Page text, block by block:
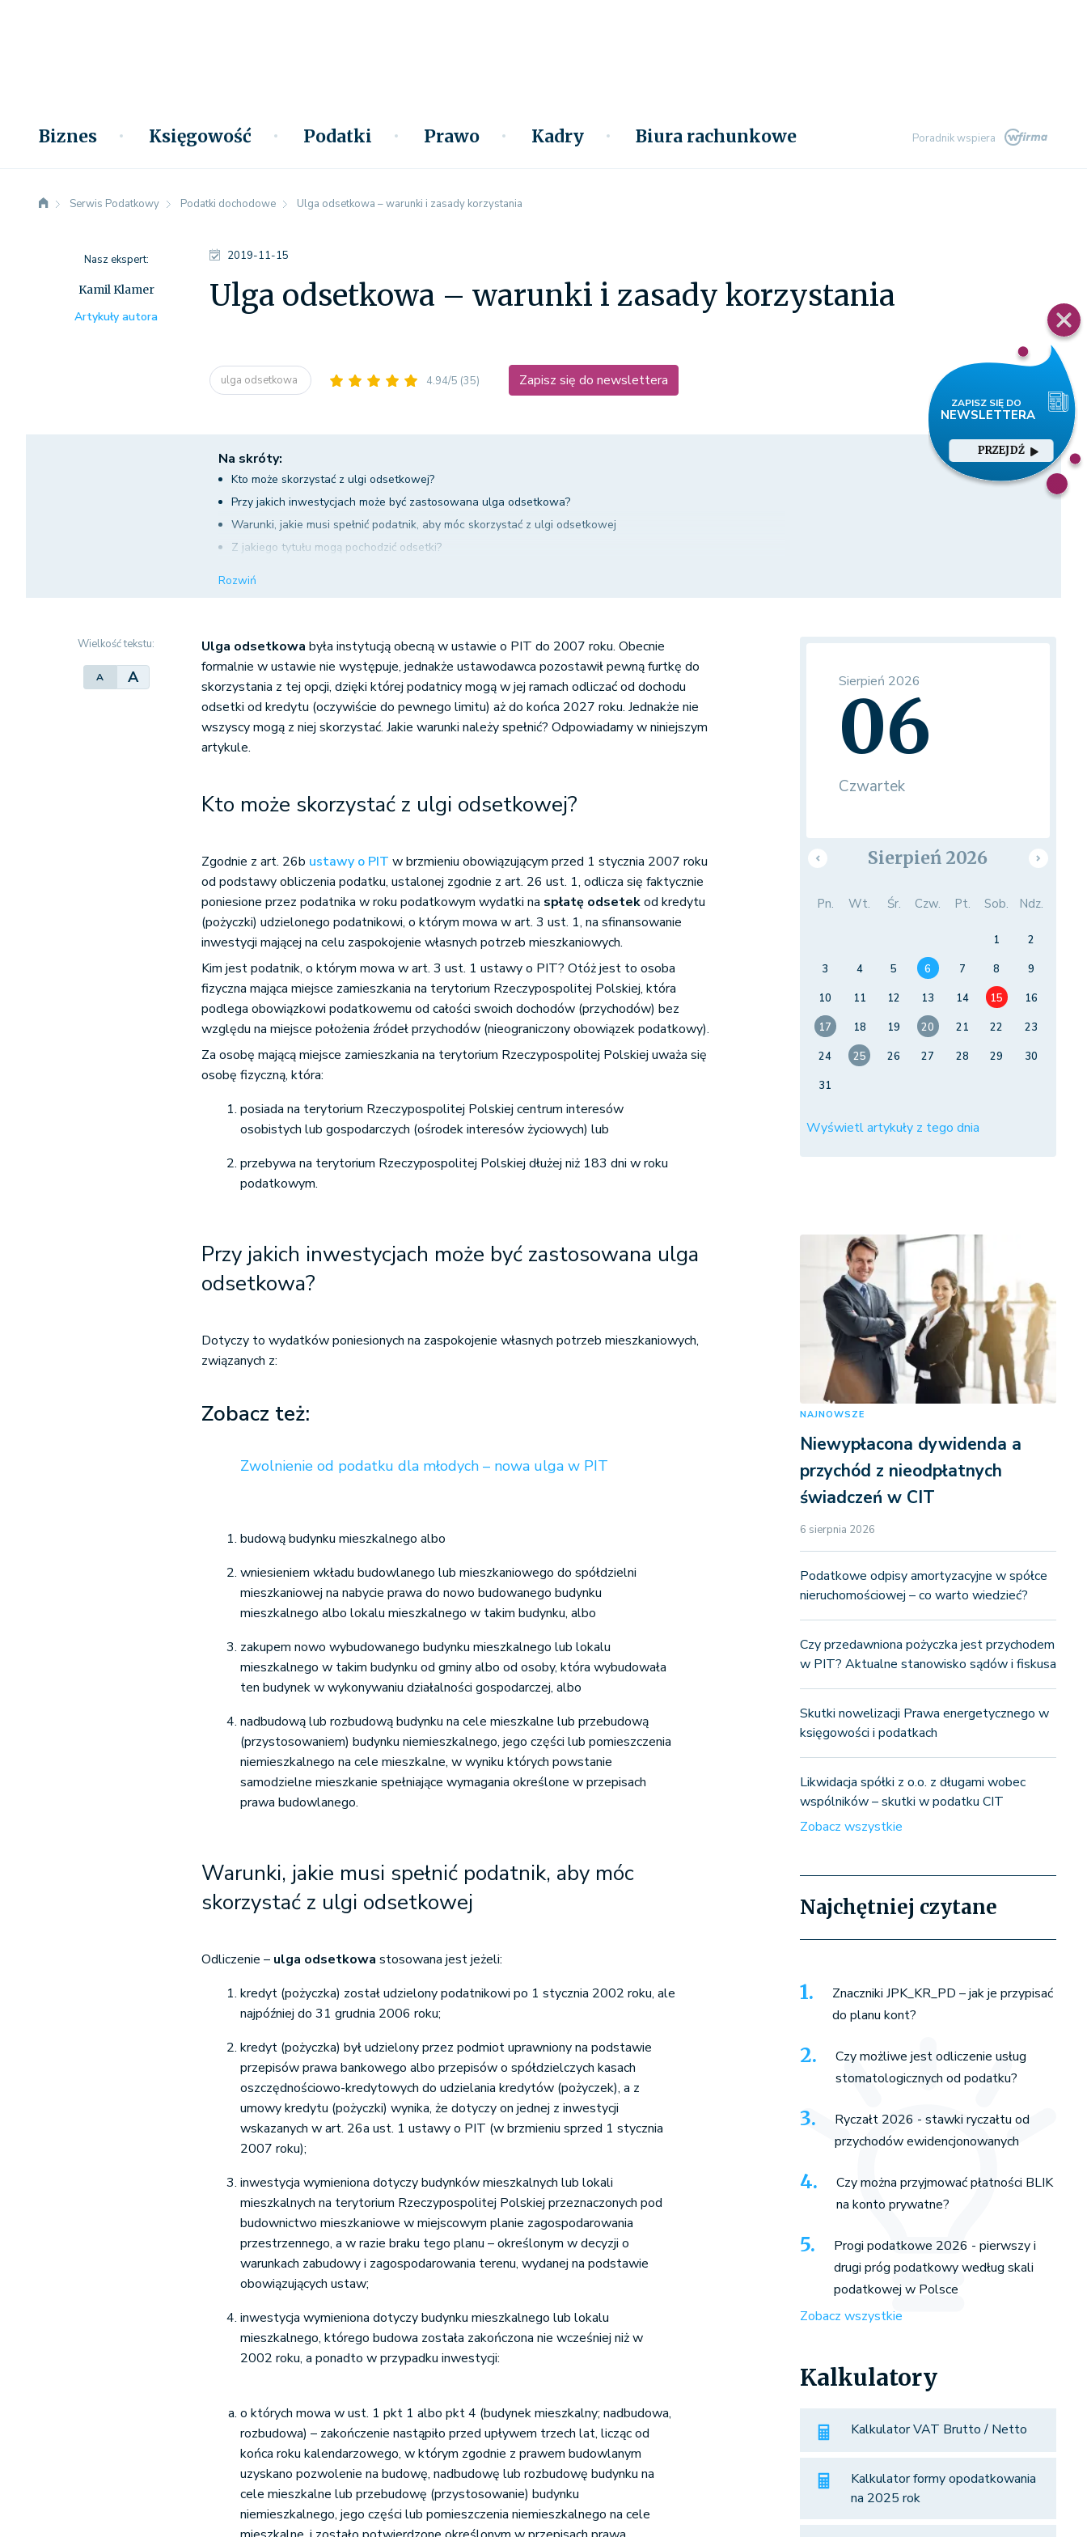
Biznes Księgowość Podatki Prawo Kadry Biura rachunkowe Poradnik wspiera
PRZEJDŹ
Serwis Podatkowy Podatki dochodowe Ulga odsetkowa – warunki i zasady korzystania
2019-11-15
Ulga odsetkowa – warunki i zasady korzystania
ulga odsetkowa 4.94/5 (35) Zapisz się do newslettera
Nasz ekspert:
Kamil Klamer
Artykuły autora
Na skróty:
Kto może skorzystać z ulgi odsetkowej?
Przy jakich inwestycjach może być zastosowana ulga odsetkowa?
Warunki, jakie musi spełnić podatnik, aby móc skorzystać z ulgi odsetkowej
Z jakiego tytułu mogą pochodzić odsetki?
Rozwiń
Wielkość tekstu:
A A
Ulga odsetkowa była instytucją obecną w ustawie o PIT do 2007 roku. Obecnie
formalnie w ustawie nie występuje, jednakże ustawodawca pozostawił pewną furtkę do
skorzystania z tej opcji, dzięki której podatnicy mogą w jej ramach odliczać od dochodu
odsetki od kredytu (oczywiście do pewnego limitu) aż do końca 2027 roku. Jednakże nie
wszyscy mogą z niej skorzystać. Jakie warunki należy spełnić? Odpowiadamy w niniejszym
artykule.
Kto może skorzystać z ulgi odsetkowej?
Zgodnie z art. 26b ustawy o PIT w brzmieniu obowiązującym przed 1 stycznia 2007 roku
od podstawy obliczenia podatku, ustalonej zgodnie z art. 26 ust. 1, odlicza się faktycznie
poniesione przez podatnika w roku podatkowym wydatki na spłatę odsetekod kredytu
(pożyczki) udzielonego podatnikowi, o którym mowa w art. 3 ust. 1, na sfinansowanie
inwestycji mającej na celu zaspokojenie własnych potrzeb mieszkaniowych.
Kim jest podatnik, o którym mowa w art. 3 ust. 1 ustawy o PIT? Otóż jest to osoba
fizyczna mająca miejsce zamieszkania na terytorium Rzeczypospolitej Polskiej, która
podlega obowiązkowi podatkowemu od całości swoich dochodów (przychodów) bez
względu na miejsce położenia źródeł przychodów (nieograniczony obowiązek podatkowy).
Za osobę mającą miejsce zamieszkania na terytorium Rzeczypospolitej Polskiej uważa się
osobę fizyczną, która:
posiada na terytorium Rzeczypospolitej Polskiej centrum interesów
osobistych lub gospodarczych (ośrodek interesów życiowych) lub
przebywa na terytorium Rzeczypospolitej Polskiej dłużej niż 183 dni w roku
podatkowym.
Przy jakich inwestycjach może być zastosowana ulga
odsetkowa?
Dotyczy to wydatków poniesionych na zaspokojenie własnych potrzeb mieszkaniowych,
związanych z:
Zobacz też:
Zwolnienie od podatku dla młodych – nowa ulga w PIT
budową budynku mieszkalnego albo
wniesieniem wkładu budowlanego lub mieszkaniowego do spółdzielni
mieszkaniowej na nabycie prawa do nowo budowanego budynku
mieszkalnego albo lokalu mieszkalnego w takim budynku, albo
zakupem nowo wybudowanego budynku mieszkalnego lub lokalu
mieszkalnego w takim budynku od gminy albo od osoby, która wybudowała
ten budynek w wykonywaniu działalności gospodarczej, albo
nadbudową lub rozbudową budynku na cele mieszkalne lub przebudową
(przystosowaniem) budynku niemieszkalnego, jego części lub pomieszczenia
niemieszkalnego na cele mieszkalne, w wyniku których powstanie
samodzielne mieszkanie spełniające wymagania określone w przepisach
prawa budowlanego.
Warunki, jakie musi spełnić podatnik, aby móc
skorzystać z ulgi odsetkowej
Odliczenie – ulga odsetkowa stosowana jest jeżeli:
kredyt (pożyczka) został udzielony podatnikowi po 1 stycznia 2002 roku, ale
najpóźniej do 31 grudnia 2006 roku;
kredyt (pożyczka) był udzielony przez podmiot uprawniony na podstawie
przepisów prawa bankowego albo przepisów o spółdzielczych kasach
oszczędnościowo-kredytowych do udzielania kredytów (pożyczek), a z
umowy kredytu (pożyczki) wynika, że dotyczy on jednej z inwestycji
wskazanych w art. 26a ust. 1 ustawy o PIT (w brzmieniu sprzed 1 stycznia
2007 roku);
inwestycja wymieniona dotyczy budynków mieszkalnych lub lokali
mieszkalnych na terytorium Rzeczypospolitej Polskiej przeznaczonych pod
budownictwo mieszkaniowe w miejscowym planie zagospodarowania
przestrzennego, a w razie braku tego planu – określonym w decyzji o
warunkach zabudowy i zagospodarowania terenu, wydanej na podstawie
obowiązujących ustaw;
inwestycja wymieniona dotyczy budynku mieszkalnego lub lokalu
mieszkalnego, którego budowa została zakończona nie wcześniej niż w
2002 roku, a ponadto w przypadku inwestycji:
o których mowa w ust. 1 pkt 1 albo pkt 4 (budynek mieszkalny; nadbudowa,
rozbudowa) – zakończenie nastąpiło przed upływem trzech lat, licząc od
końca roku kalendarzowego, w którym zgodnie z prawem budowlanym
uzyskano pozwolenie na budowę, nadbudowę lub rozbudowę budynku na
cele mieszkalne lub przebudowę (przystosowanie) budynku
niemieszkalnego, jego części lub pomieszczenia niemieszkalnego na cele
Sierpień 2026
06
Czwartek
Sierpień 2026
Pn. Wt. Śr. Czw. Pt. Sob. Ndz.
1
2
3
4 5 6 7 8
9
10
11 12 13 14 15
16
17
18 19 20 21 22
23
24
25 26 27 28 29
30
31
Wyświetl artykuły z tego dnia
NAJNOWSZE
Niewypłacona dywidenda a
przychód z nieodpłatnych
świadczeń w CIT
6 sierpnia 2026
Podatkowe odpisy amortyzacyjne w spółce
nieruchomościowej – co warto wiedzieć?
Czy przedawniona pożyczka jest przychodem
w PIT? Aktualne stanowisko sądów i fiskusa
Skutki nowelizacji Prawa energetycznego w
księgowości i podatkach
Likwidacja spółki z o.o. z długami wobec
wspólników – skutki w podatku CIT
Zobacz wszystkie
Najchętniej czytane
Znaczniki JPK_KR_PD – jak je przypisać
do planu kont?
Czy możliwe jest odliczenie usług
stomatologicznych od podatku?
Ryczałt 2026 - stawki ryczałtu od
przychodów ewidencjonowanych
Czy można przyjmować płatności BLIK
na konto prywatne?
Progi podatkowe 2026 - pierwszy i
drugi próg podatkowy według skali
podatkowej w Polsce
Zobacz wszystkie
Kalkulatory
Kalkulator VAT Brutto / Netto
Kalkulator formy opodatkowania
na 2025 rok